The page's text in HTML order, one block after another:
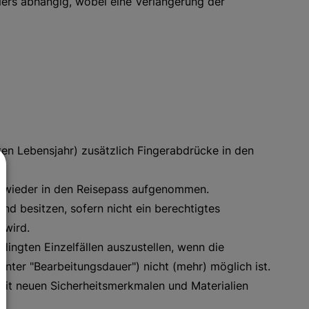
Lebensjahr) zusätzlich Fingerabdrücke in den
in den Reisepass aufgenommen.
besitzen, sofern nicht ein berechtigtes
wird.
Einzelfällen auszustellen, wenn die
"Bearbeitungsdauer") nicht (mehr) möglich ist.
neuen Sicherheitsmerkmalen und Materialien